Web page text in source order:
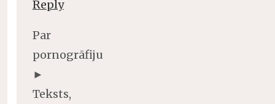
Reply
Par
pornogrāfiju
►
Teksts,